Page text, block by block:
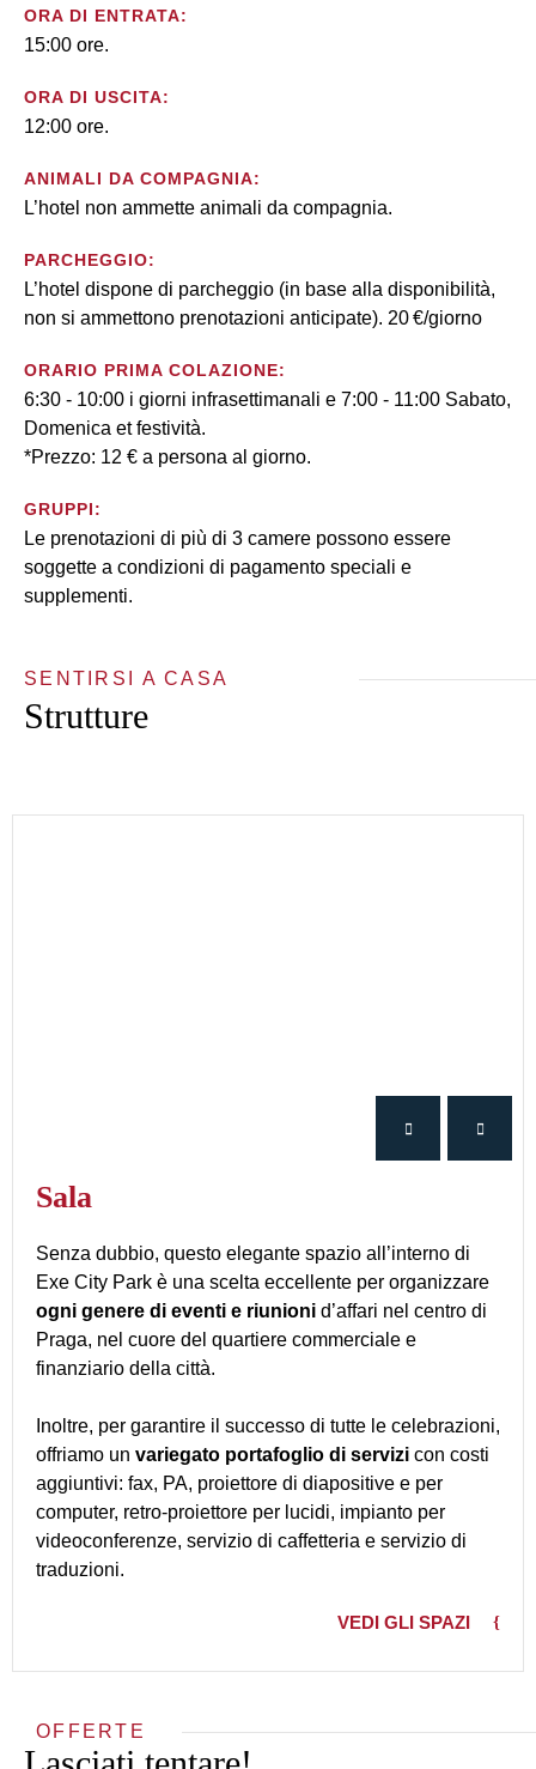
ORA DI ENTRATA:
15:00 ore.
ORA DI USCITA:
12:00 ore.
ANIMALI DA COMPAGNIA:
L’hotel non ammette animali da compagnia.
PARCHEGGIO:
L’hotel dispone di parcheggio (in base alla disponibilità,
non si ammettono prenotazioni anticipate). 20 €/giorno
ORARIO PRIMA COLAZIONE:
6:30 - 10:00 i giorni infrasettimanali e 7:00 - 11:00 Sabato,
Domenica et festività.
*Prezzo: 12 € a persona al giorno.
GRUPPI:
Le prenotazioni di più di 3 camere possono essere
soggette a condizioni di pagamento speciali e
supplementi.
SENTIRSI A CASA
Strutture
Sala
Senza dubbio, questo elegante spazio all’interno di
Exe City Park è una scelta eccellente per organizzare
ogni genere di eventi e riunioni d’affari nel centro di
Praga, nel cuore del quartiere commerciale e
finanziario della città.
Inoltre, per garantire il successo di tutte le celebrazioni,
offriamo un variegato portafoglio di servizi con costi
aggiuntivi: fax, PA, proiettore di diapositive e per
computer, retro-proiettore per lucidi, impianto per
videoconferenze, servizio di caffetteria e servizio di
traduzioni.
VEDI GLI SPAZI
OFFERTE